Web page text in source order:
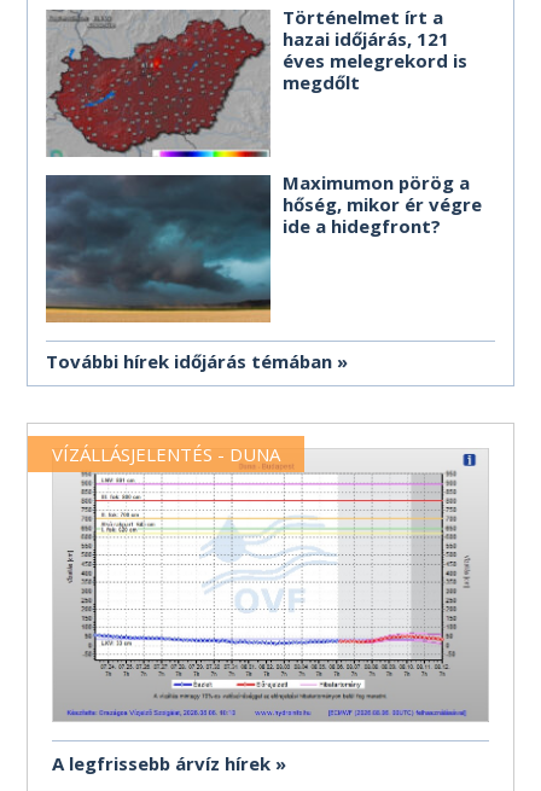
Történelmet írt a
hazai időjárás, 121
éves melegrekord is
megdőlt
Maximumon pörög a
hőség, mikor ér végre
ide a hidegfront?
További hírek időjárás témában
VÍZÁLLÁSJELENTÉS - DUNA
A legfrissebb árvíz hírek